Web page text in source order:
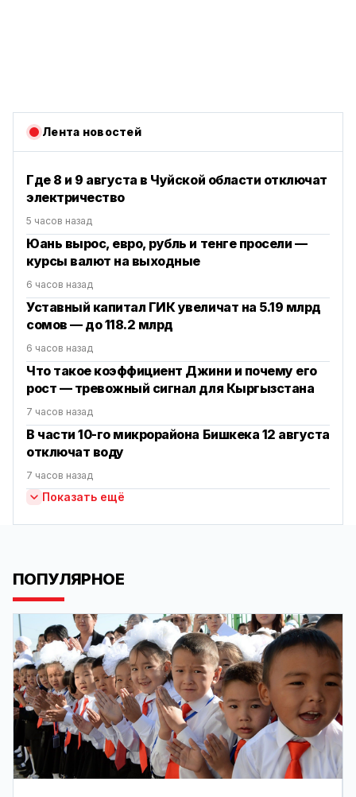
Лента новостей
Где 8 и 9 августа в Чуйской области отключат
электричество
5 часов назад
Юань вырос, евро, рубль и тенге просели —
курсы валют на выходные
6 часов назад
Уставный капитал ГИК увеличат на 5.19 млрд
сомов — до 118.2 млрд
6 часов назад
Что такое коэффициент Джини и почему его
рост — тревожный сигнал для Кыргызстана
7 часов назад
В части 10-го микрорайона Бишкека 12 августа
отключат воду
7 часов назад
Показать ещё
ПОПУЛЯРНОЕ